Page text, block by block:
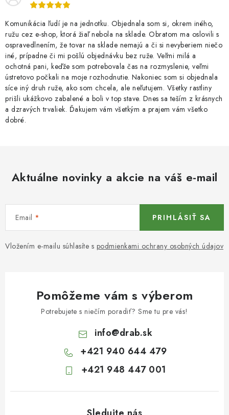
Komunikácia ľudí je na jednotku. Objednala som si, okrem iného,
ružu cez e-shop, ktorá žiaľ nebola na sklade. Obratom ma oslovili s
ospravedlnením, že tovar na sklade nemajú a či si nevyberiem niečo
iné, prípadne či mi pošlú objednávku bez ruže. Veľmi milá a
ochotná pani, keďže som potrebovala čas na rozmyslenie, veľmi
ústretovo počkali na moje rozhodnutie. Nakoniec som si objednala
síce iný druh ruže, ako som chcela, ale neľutujem. Všetky rastliny
prišli ukážkovo zabalené a boli v top stave. Dnes sa teším z krásnych
a dzravých trvaliek. Ďakujem vám všetkým a prajem vám všetko
dobré.
Aktuálne novinky a akcie na váš e-mail
Email
Vložením e-mailu súhlasíte s podmienkami ochrany osobných údajov
PRIHLÁSIŤ SA
Pomôžeme vám s výberom
Potrebujete s niečím poradiť? Sme tu pre vás!
info@drab.sk
+421 940 644 479
+421 948 447 001